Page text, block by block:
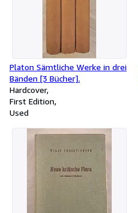
Platon Sämtliche Werke in drei
Bänden [3 Bücher].
Hardcover
First Edition
Used